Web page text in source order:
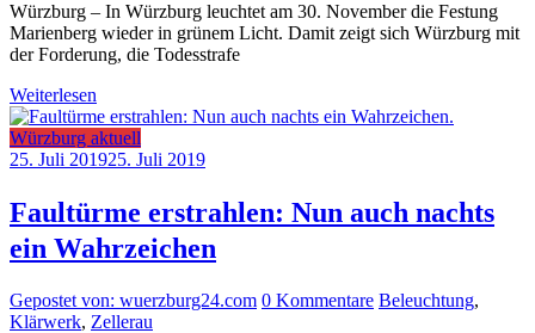
Würzburg – In Würzburg leuchtet am 30. November die Festung
Marienberg wieder in grünem Licht. Damit zeigt sich Würzburg mit
der Forderung, die Todesstrafe
Weiterlesen
Würzburg aktuell
25. Juli 201925. Juli 2019
Faultürme erstrahlen: Nun auch nachts
ein Wahrzeichen
Gepostet von: wuerzburg24.com 0 Kommentare Beleuchtung,
Klärwerk, Zellerau